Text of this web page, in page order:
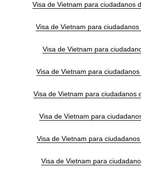
Visa de Vietnam para ciudadanos
Visa de Vietnam para
Visa de Vietnam para
Visa de Vietnam para
Visa de Vietnam para ciudadanos
Visa de Vietnam para
Visa de Vietnam para
Visa de Vietnam para